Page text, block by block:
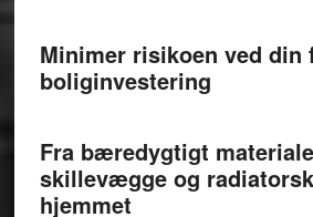
Minimer risikoen ved din
boliginvestering
Fra bæredygtigt
skillevægge og
hjemmet